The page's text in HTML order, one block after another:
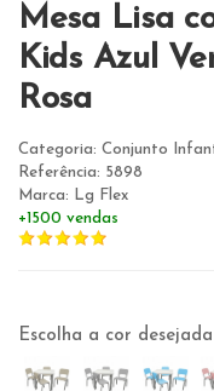
Mesa Lisa
Kids Azul
Rosa
Categoria: Conjunto
Referência: 5898
Marca: Lg Flex
+1500 vendas
Escolha a cor desejada